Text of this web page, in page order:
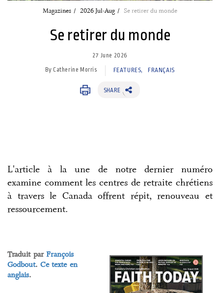
Magazines 2026 Jul-Aug Se retirer du monde
Se retirer du monde
27 June 2026
By Catherine Morris FEATURES FRANÇAIS
SHARE
L'article à la une de notre dernier numéro
examine comment les centres de retraite chrétiens
à travers le Canada offrent répit, renouveau et
ressourcement.
Traduit par François
Godbout. Ce texte en
anglais.